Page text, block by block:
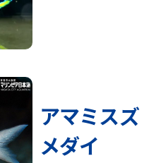
アマミスズ
メダイ